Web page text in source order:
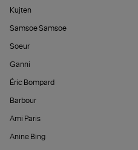
Kujten
Samsoe Samsoe
Soeur
Ganni
Éric Bompard
Barbour
Ami Paris
Anine Bing